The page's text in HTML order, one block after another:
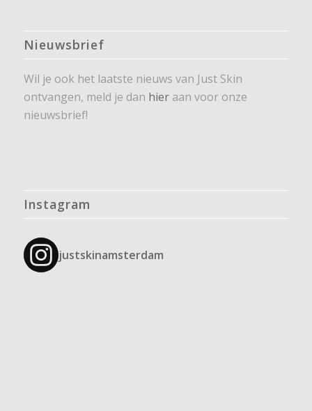
Nieuwsbrief
Wil je ook het laatste nieuws van Just Skin
ontvangen, meld je dan hieraan voor onze
nieuwsbrief!
Instagram
justskinamsterdam